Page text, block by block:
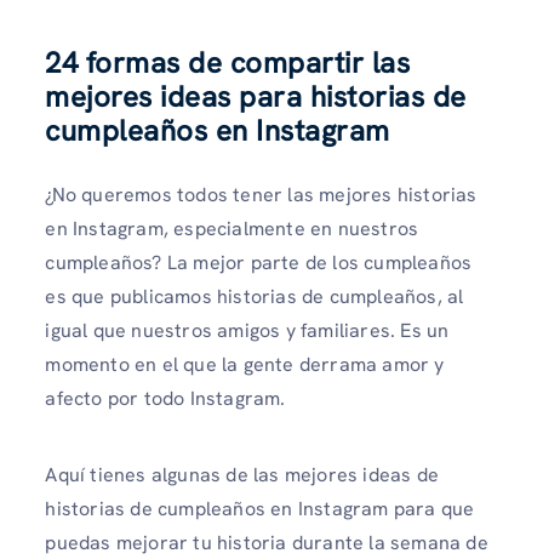
24 formas de compartir las
mejores ideas para historias de
cumpleaños en Instagram
¿No queremos todos tener las mejores historias
en Instagram, especialmente en nuestros
cumpleaños? La mejor parte de los cumpleaños
es que publicamos historias de cumpleaños, al
igual que nuestros amigos y familiares. Es un
momento en el que la gente derrama amor y
afecto por todo Instagram.
Aquí tienes algunas de las mejores ideas de
historias de cumpleaños en Instagram para que
puedas mejorar tu historia durante la semana de